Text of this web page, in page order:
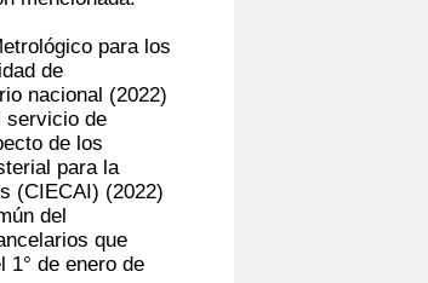
para los
de
nacional (2022)
servicio de
de los
para la
(CIECAI) (2022)
del
que
1° de enero de